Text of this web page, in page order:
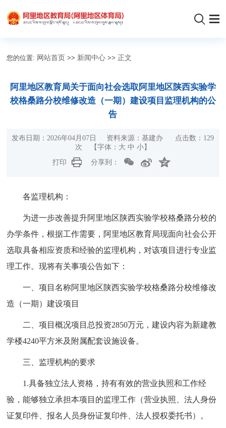
您的位置: 网站首页 >> 新闻中心 >> 正文
阿里地区教育局关于面向社会选取阿里地区陕西实验学
校格桑路分校维修改造（一期）建设项目监理机构的公
告
发布日期：2026年04月07日 资料来源：基建办 点击数： 129
次
【字体： 大 中 小】
打印
分享到：
各监理机构：
为进一步改善提升阿里地区陕西实验学校格桑路分校的
办学条件，根据工作需要，阿里地区教育局现面向社会公开
选取具备相应资质和经验的监理机构，对该项目进行专业监
理工作。现将有关事项公告如下：
一、项目名称阿里地区陕西实验学校格桑路分校维修改
造（一期）建设项目
二、项目概况项目总投资2850万元，建设内容为新建教
学楼4240平方米及附属配套设施设备。
三、监理机构的要求
1.具备独立法人资格，持有有效的营业执照和工作经
验，能够独立承担本项目的监理工作（营业执照、法人身份
证复印件、报名人员身份证复印件、法人授权委托书）。